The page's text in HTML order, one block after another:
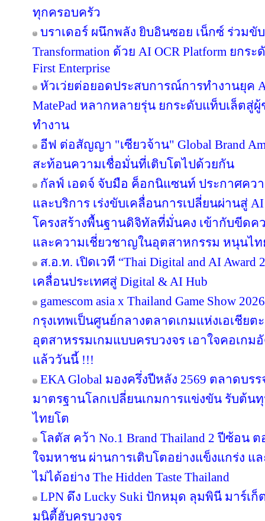
เคลื่อนองค์กรด้วยเทคโนโลยีปัญญาประดิษ
Transformation คว้า The Best Chairman
เซ็นทรัลพัฒนา รุกตลาดนักท่องเที่ยวเกาห
“อาหารไทย” ผ่าน ‘เซ็นทรัล ฟู้ด’ ในเมืองท่อ
โค้งสุดท้าย! ไทวัสดุ อัดฉีดความคุ้มส่งท้า
ฉลอง 16 ปี แจก 16 ล้าน’ จัดหนักสิทธิ์ลุ้นโ
มอบโปรแรงตอบโจทย์คนรักบ้าน เฉพาะ 31
Dr.TATTOF ประกาศยกระดับองค์กร ชูแ
ขับเคลื่อนมาตรฐานใหม่เพื่อผู้รับบริการ
เซ็นทรัลพัฒนา ถ่ายทอดคุณค่าความเป็นแม่
Mom. Proud of My Mom' ต่อยอด Consumer
ทุกครอบครัว
บราเดอร์ ผนึกพลัง ยิบอินซอย เน็กซ์ ร่วมขั
Transformation ด้วย AI OCR Platform ยก
First Enterprise
หัวเว่ยต่อยอดประสบการณ์การทำงานยุค
MatePad หลากหลายรุ่น ยกระดับแท็บเล็ตสู่
ทำงาน
อีฟ ต่อสัญญา "เซียวจ้าน" Global Brand
สะท้อนความเชื่อมั่นที่เติบโตไปด้วยกัน
กัลฟ์ เอดจ์ จับมือ ค็อกนิแซนท์ ประกาศคว
และบริการ เร่งขับเคลื่อนการเปลี่ยนผ่านสู่
โครงสร้างพื้นฐานดิจิทัลที่มั่นคง เข้ากับขีดค
และความเชี่ยวชาญในอุตสาหกรรม หนุนไท
ส.อ.ท. เปิดเวที “Thai Digital and AI
เคลื่อนประเทศสู่ Digital & AI Hub